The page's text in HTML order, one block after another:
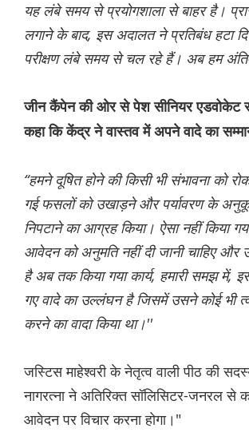
यह लंबे समय से प्रयोगशाला से बाहर है।
लगाने के बाद, इस अदालत ने प्रतिबंध हटा
परीक्षण लंबे समय से चल रहे हैं। अब हम
जीन कैंपेन की ओर से पेश सीनियर एडवोकेट
कहा कि केंद्र ने वास्तव में अपने वादे का
“हमने दूषित होने की किसी भी संभावना को
गई फसलों को उखाड़ने और पर्यावरण के
निपटाने का आग्रह किया। ऐसा नहीं किया
आवेदन को अनुमति नहीं दी जानी चाहिए और
है अब तक किया गया कार्य, हमारी समझ में,
गए वादे का उल्लंघन है जिसमें उसने कोई भी
करने का वादा किया था।''
जस्टिस माहेश्वरी के नेतृत्व वाली पीठ की
नागरत्ना ने अतिरिक्त सॉलिसिटर-जनरल से
आवेदन पर विचार करना होगा।"